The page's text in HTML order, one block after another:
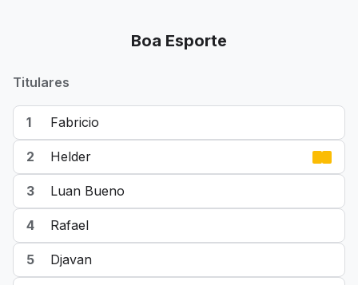
Boa Esporte
Titulares
1 Fabricio
2 Helder
3 Luan Bueno
4 Rafael
5 Djavan